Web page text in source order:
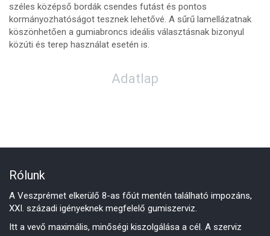
széles középső bordák csendes futást és pontos
kormányozhatóságot tesznek lehetővé. A sűrű lamellázatnak
köszönhetően a gumiabroncs ideális választásnak bizonyul
közúti és terep használat esetén is.
Adatlap
Rólunk
A Veszprémet elkerülő 8-as főút mentén található impozáns,
XXI. századi igényeknek megfelelő gumiszerviz.
Itt a vevő maximális, minőségi kiszolgálása a cél. A szerviz